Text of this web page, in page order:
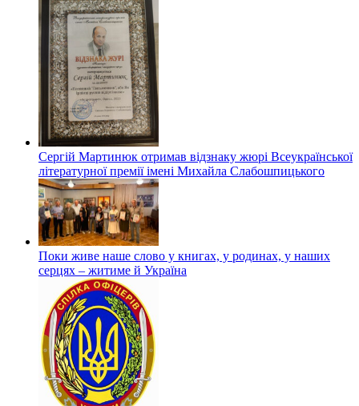
Сергій Мартинюк отримав відзнаку жюрі Всеукраїнської
літературної премії імені Михайла Слабошпицького
Поки живе наше слово у книгах, у родинах, у наших
серцях – житиме й Україна